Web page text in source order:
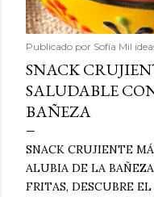
Publicado por Sofía Mil
SNACK
SALUDABLE
BAÑEZA
SNACK CRUJIENTE
ALUBIA DE LA
FRITAS, DESCUBRE